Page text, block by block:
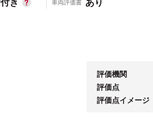
き 車両評価書 あり
評価機関
評価点
評価点イメージ